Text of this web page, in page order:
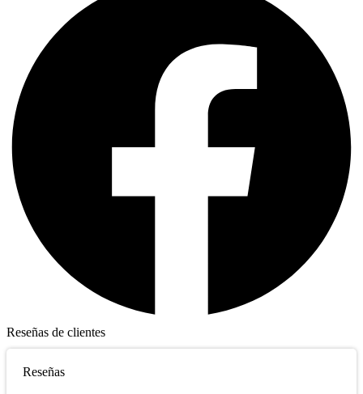
Reseñas de clientes
Reseñas